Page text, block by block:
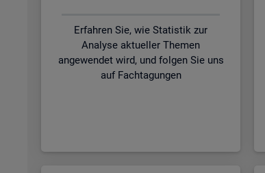
Erfahren Sie, wie Statistik zur
Analyse aktueller Themen
angewendet wird, und folgen Sie uns
auf Fachtagungen